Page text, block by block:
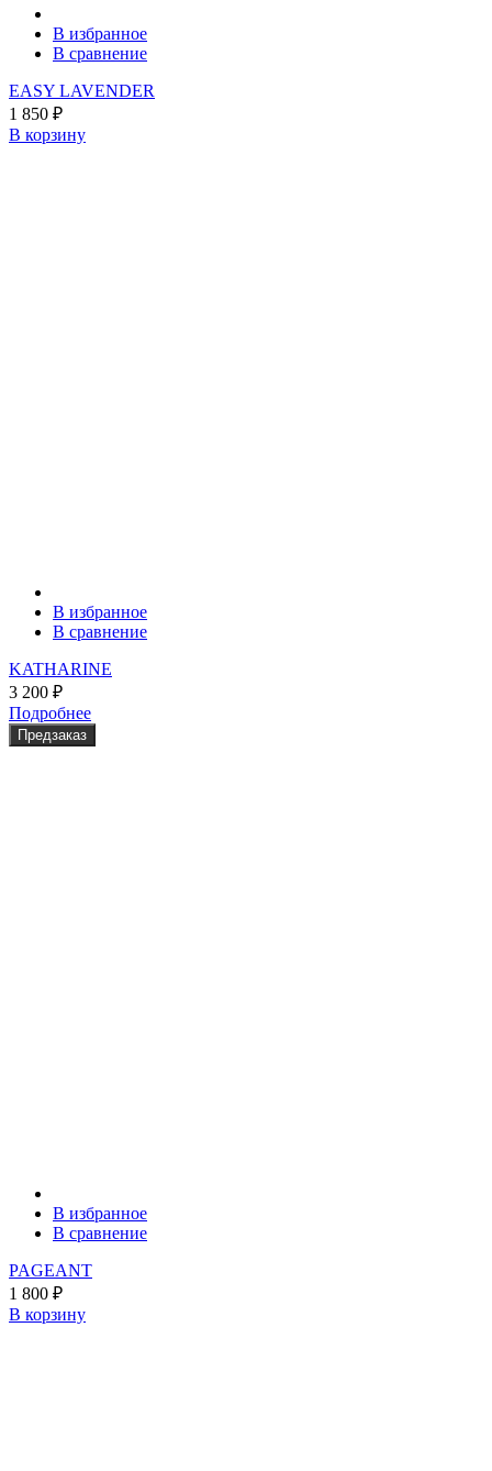
В избранное
В сравнение
EASY LAVENDER
1 850 ₽
В корзину
В избранное
В сравнение
KATHARINE
3 200 ₽
Подробнее
Предзаказ
В избранное
В сравнение
PAGEANT
1 800 ₽
В корзину